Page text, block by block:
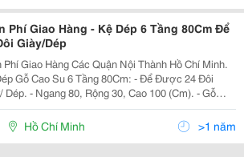
Phí Giao Hàng - Kệ Dép 6 Tầng 80Cm Để
Giày/Dép
Phí Giao Hàng Các Quận Nội Thành Hồ Chí Minh.
Gỗ Cao Su 6 Tầng 80Cm: - Để Được 24 Đôi
Dép. - Ngang 80, Rộng 30, Cao 100 (Cm). - Gỗ
Tự Nhiên Đã Qua Xử Lí. - Màu Tự Nhiên. - Kệ
Chắn , Nhỏ Gọn , Tháo Lắp Dễ Dàng Khi Di C
Hồ Chí Minh >1 năm